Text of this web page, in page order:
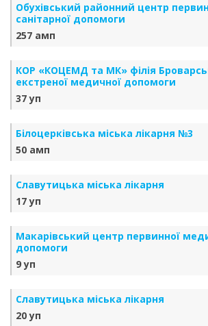
Обухівський районний центр
санітарної допомоги
257 амп
КОР «КОЦЕМД та МК» філія
екстреної медичної допомоги
37 уп
Білоцерківська міська лікарня №3
50 амп
Славутицька міська лікарня
17 уп
Макарівський центр первинної
допомоги
9 уп
Славутицька міська лікарня
20 уп